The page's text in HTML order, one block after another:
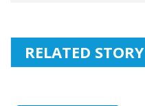
RELATED STORY